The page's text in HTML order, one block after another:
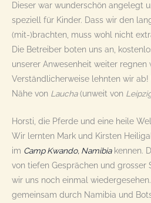
Dieser war wunderschön angelegt
speziell für Kinder. Dass wir den
(mit-)brachten, muss wohl nicht
Die Betreiber boten uns an,
unserer Anwesenheit weiter regnen
Verständlicherweise lehnten wir ab!
Nähe von Laucha(unweit von
Horsti, die Pferde und eine heile
Wir lernten Mark und Kirsten
im Camp Kwando, Namibiakennen.
von tiefen Gesprächen und grosser
wir uns noch einmal
gemeinsam durch Namibia und